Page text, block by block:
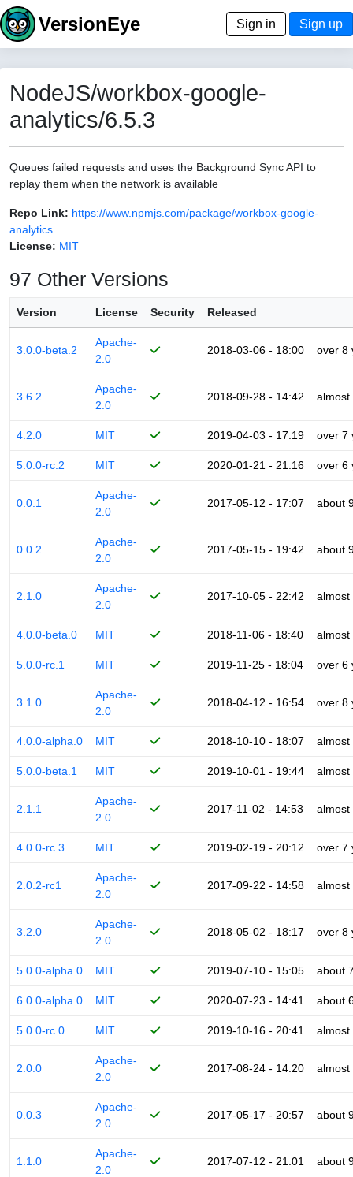
VersionEye Sign in Sign up
NodeJS/workbox-google-
analytics/6.5.3
Queues failed requests and uses the Background Sync API to
replay them when the network is available
Repo Link: https://www.npmjs.com/package/workbox-google-
analytics
License: MIT
97 Other Versions
Version License Security Released
3.0.0-beta.2
Apache-
2.0
2018-03-06 - 18:00 over 8
3.6.2
Apache-
2.0
2018-09-28 - 14:42 almost
4.2.0 MIT 2019-04-03 - 17:19 over 7
5.0.0-rc.2 MIT 2020-01-21 - 21:16 over 6
0.0.1
Apache-
2.0
2017-05-12 - 17:07 about
0.0.2
Apache-
2.0
2017-05-15 - 19:42 about
2.1.0
Apache-
2.0
2017-10-05 - 22:42 almost
4.0.0-beta.0 MIT 2018-11-06 - 18:40 almost
5.0.0-rc.1 MIT 2019-11-25 - 18:04 over 6
3.1.0
Apache-
2.0
2018-04-12 - 16:54 over 8
4.0.0-alpha.0 MIT 2018-10-10 - 18:07 almost
5.0.0-beta.1 MIT 2019-10-01 - 19:44 almost
2.1.1
Apache-
2.0
2017-11-02 - 14:53 almost
4.0.0-rc.3 MIT 2019-02-19 - 20:12 over 7
2.0.2-rc1
Apache-
2.0
2017-09-22 - 14:58 almost
3.2.0
Apache-
2.0
2018-05-02 - 18:17 over 8
5.0.0-alpha.0 MIT 2019-07-10 - 15:05 about
6.0.0-alpha.0 MIT 2020-07-23 - 14:41 about
5.0.0-rc.0 MIT 2019-10-16 - 20:41 almost
2.0.0
Apache-
2.0
2017-08-24 - 14:20 almost
0.0.3
Apache-
2.0
2017-05-17 - 20:57 about
1.1.0
Apache-
2.0
2017-07-12 - 21:01 about